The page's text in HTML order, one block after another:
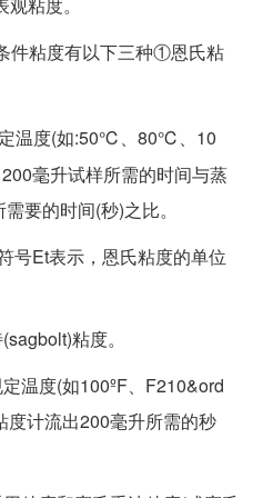
粘度。
件粘度有以下三种①恩氏粘
温度(如:50℃、80℃、10
毫升试样所需的时间与蒸
要的时间(秒)之比。
号Et表示，恩氏粘度的单位
粘度。
温度(如100ºF、F210&ord
度计流出200毫升所需的秒